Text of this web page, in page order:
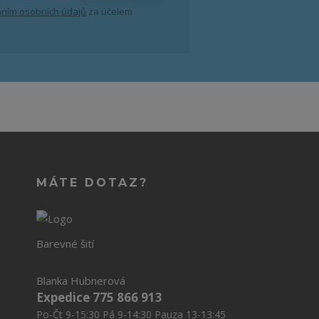
osobních údajů za účelem
MÁTE DOTAZ?
Barevné šití
Blanka Hubnerová
Expedice 775 866 913
Po-Čt 9-15:30 Pá 9-14:30 Pauza 13-13:45